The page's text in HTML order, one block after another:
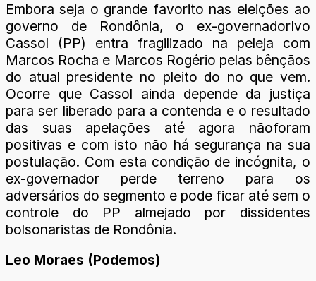
Embora seja o grande favorito nas eleições ao
governo de Rondônia, o ex-governadorIvo
Cassol (PP) entra fragilizado na peleja com
Marcos Rocha e Marcos Rogério pelas bênçãos
do atual presidente no pleito do no que vem.
Ocorre que Cassol ainda depende da justiça
para ser liberado para a contenda e o resultado
das suas apelações até agora nãoforam
positivas e com isto não há segurança na sua
postulação. Com esta condição de incógnita, o
ex-governador perde terreno para os
adversários do segmento e pode ficar até sem o
controle do PP almejado por dissidentes
bolsonaristas de Rondônia.
Leo Moraes (Podemos)